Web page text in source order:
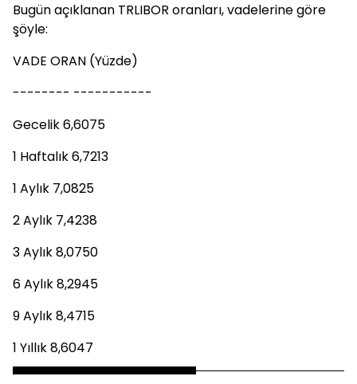
Bugün açıklanan TRLIBOR oranları, vadelerine göre
şöyle:
VADE ORAN (Yüzde)
-------- -----------
Gecelik 6,6075
1 Haftalık 6,7213
1 Aylık 7,0825
2 Aylık 7,4238
3 Aylık 8,0750
6 Aylık 8,2945
9 Aylık 8,4715
1 Yıllık 8,6047